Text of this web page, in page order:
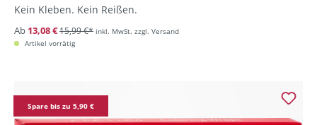
Kein Kleben. Kein Reißen.
Ab 13,08 €15,99 €* inkl. MwSt. zzgl. Versand
Artikel vorrätig
Spare bis zu 5,90 €